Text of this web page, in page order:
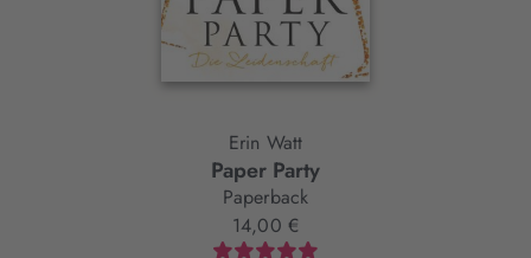
Erin Watt
Paper Party
Paperback
14,00 €